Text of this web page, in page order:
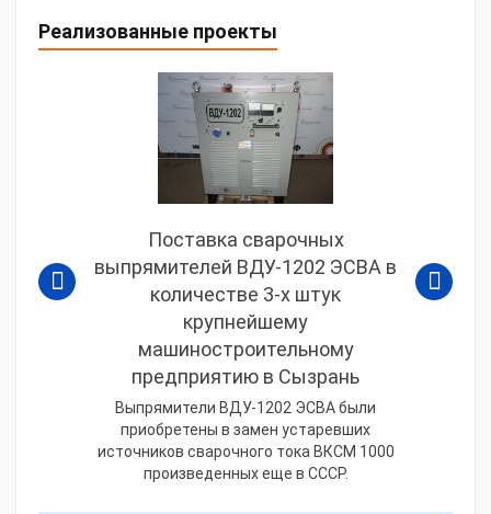
Реализованные проекты
Поставка сварочных
выпрямителей ВДУ-1202 ЭСВА в
количестве 3-х штук
крупнейшему
машиностроительному
предприятию в Сызрань
Выпрямители ВДУ-1202 ЭСВА были
приобретены в замен устаревших
источников сварочного тока ВКСМ 1000
произведенных еще в СССР.